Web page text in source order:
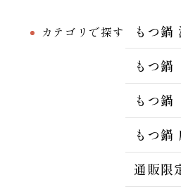
カテゴリで探す
もつ鍋
もつ鍋
もつ鍋
もつ鍋
通販限